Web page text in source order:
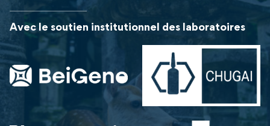
Avec le soutien institutionnel des laboratoires